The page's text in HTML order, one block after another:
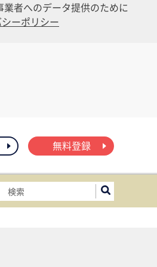
者へのデータ提供のために
ーポリシー
無料登録